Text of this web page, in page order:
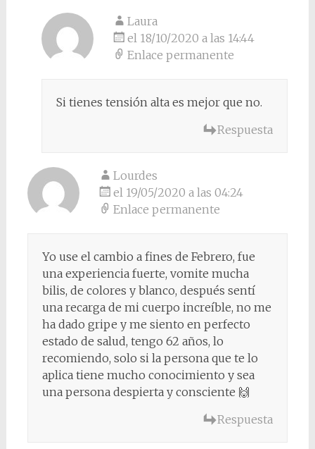
Laura
el 18/10/2020 a las 14:44
Enlace permanente
Si tienes tensión alta es mejor que no.
Respuesta
Lourdes
el 19/05/2020 a las 04:24
Enlace permanente
Yo use el cambio a fines de Febrero, fue
una experiencia fuerte, vomite mucha
bilis, de colores y blanco, después sentí
una recarga de mi cuerpo increíble, no me
ha dado gripe y me siento en perfecto
estado de salud, tengo 62 años, lo
recomiendo, solo si la persona que te lo
aplica tiene mucho conocimiento y sea
una persona despierta y consciente 🙌
Respuesta